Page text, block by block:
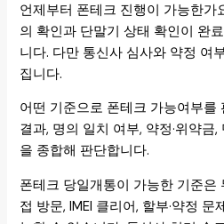
언제부터 폰테크 진행이 가능한가
의 확인과 단말기 상태 확인이 완
니다. 다만 통신사 심사와 약정 여
집니다.
어떤 기준으로 폰테크 가능여부를
결과, 명의 일치 여부, 약정·위약금
을 종합해 판단합니다.
폰테크 당일개통이 가능한 기준은
접 방문, IMEI 클리어, 할부·약정